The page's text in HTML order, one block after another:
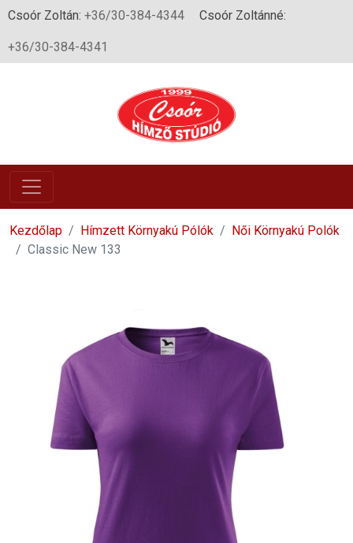
Csoór Zoltán: +36/30-384-4344 Csoór Zoltánné:
+36/30-384-4341
Kezdőlap Hímzett Környakú Pólók
Női Környakú Polók
Classic New 133